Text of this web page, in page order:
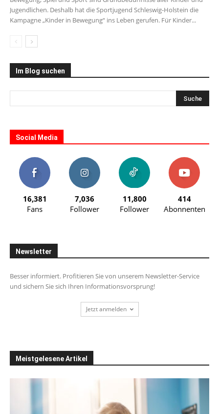
Jugendlichen. Deshalb hat die Sportjugend Schleswig-Holstein die
Kampagne „Kinder in Bewegung“ ins Leben gerufen. Für Kinder...
Im Blog suchen
Social Media
16,381
Fans
7,036
Follower
11,800
Follower
414
Abonnenten
Newsletter
Besser informiert. Profitieren Sie von unserem Newsletter-Service
und sichern Sie sich Ihren Informationsvorsprung!
Jetzt anmelden
Meistgelesene Artikel